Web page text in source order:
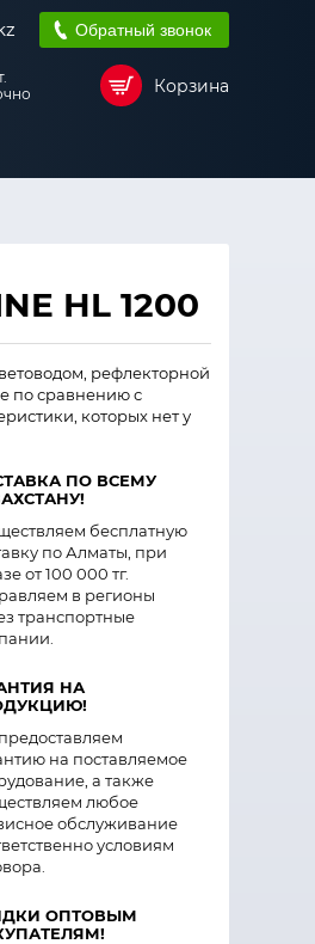
Обратный звонок
Корзина
HL 1200
рефлекторной
по сравнению с
которых нет у
ПО ВСЕМУ
бесплатную
по Алматы, при
от 100 000 тг.
в регионы
транспортные
НА
на поставляемое
а также
любое
обслуживание
условиям
ОПТОВЫМ